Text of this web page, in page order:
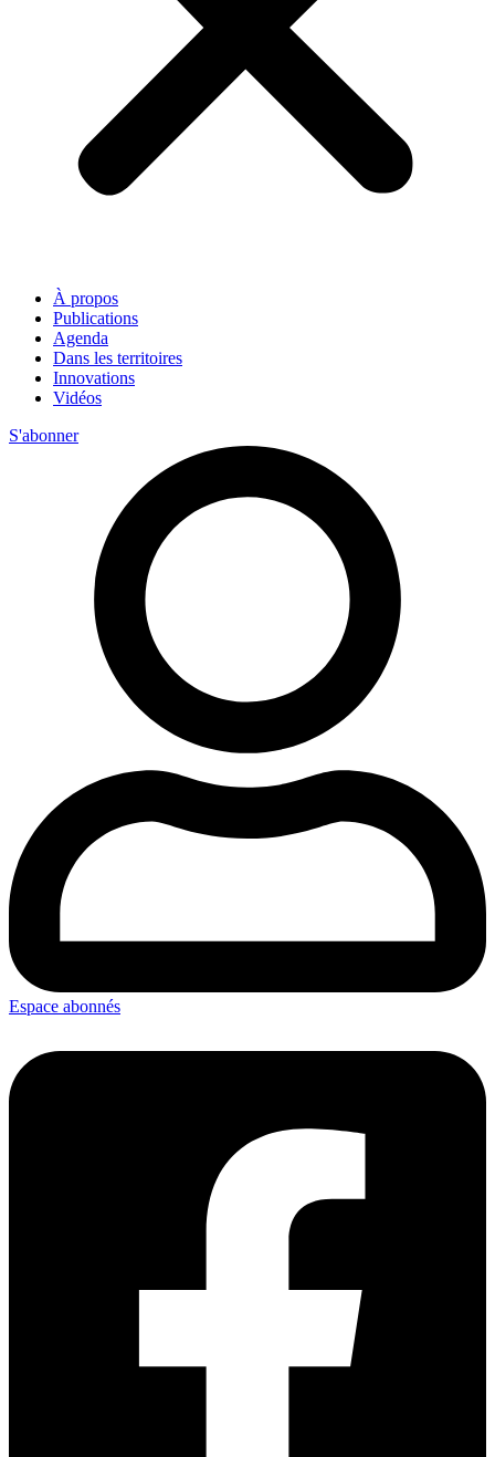
À propos
Publications
Agenda
Dans les territoires
Innovations
Vidéos
S'abonner
Espace abonnés